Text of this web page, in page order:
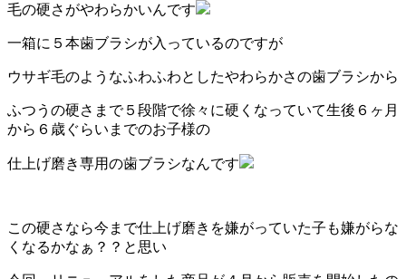
毛の硬さがやわらかいんです
一箱に５本歯ブラシが入っているのですが
ウサギ毛のようなふわふわとしたやわらかさの歯ブラシから
ふつうの硬さまで５段階で徐々に硬くなっていて生後６ヶ月
から６歳ぐらいまでのお子様の
仕上げ磨き専用の歯ブラシなんです
この硬さなら今まで仕上げ磨きを嫌がっていた子も嫌がらな
くなるかなぁ？？と思い